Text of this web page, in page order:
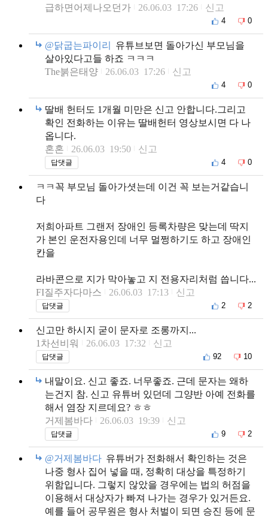
급하면어제나오던가
26.06.03 17:26 신고
4 0
@닭굽는파이리
유튜브보면 돌아가신 부모님을
살아있다고들 하죠 ㅋㅋㅋ
The붉은태양
26.06.03 17:26 신고
4 0
딸배 헌터도 1개월 미만은 신고 안합니다.그리고
확인 전화하는 이유는 딸배헌터 영상보시면 다 나
옵니다.
혼혼
26.06.03 19:50 신고
답댓글 4 0
ㅋㅋ꼭 부모님 돌아가셧는데 이건 꼭 보는거같습니
다
저희아파트 그랜저 장애인 등록차량은 맞는데 딱지
가 본인 운전자용인데 너무 멀쩡하기도 하고 장애인
칸을
라바콘으로 지가 막아놓고 지 전용자리처럼 씁니다...
FI질주자다마스
26.06.03 17:13 신고
답댓글 2 2
신고만 하시지 굳이 문자로 조롱까지...
1차선비워
26.06.03 17:32 신고
답댓글 92 10
내말이요. 신고 좋죠. 너무좋죠. 근데 문자는 왜하
는건지 참. 신고 유튜버 있던데 그양반 아예 전화를
해서 염장 지르데요? ㅎㅎ
거제봄바다
26.06.03 19:39 신고
답댓글 9 2
@거제봄바다 유튜버가 전화해서 확인하는 것은
나중 형사 집어 넣을 때, 정확히 대상을 특정하기
위함입니다. 그렇지 않았을 경우에는 법의 허점을
이용해서 대상자가 빠져 나가는 경우가 있거든요.
예를 들어 공무원은 형사 처벌이 되면 승진 등에 문